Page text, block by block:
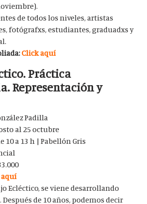
de todos los niveles, artistas
fotógrafxs, estudiantes, graduadxs y
Click aquí
Práctica
Representación y
Padilla
al 25 octubre
10 a 13 h | Pabellón Gris
Ecléctico, se viene desarrollando
Después de 10 años, podemos decir